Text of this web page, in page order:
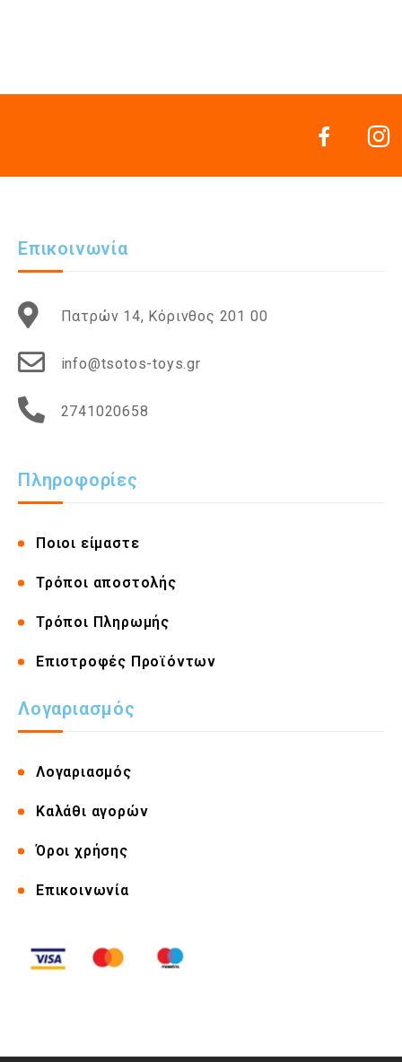
Επικοινωνία
Πατρών 14, Κόρινθος 201 00
info@tsotos-toys.gr
2741020658
Πληροφορίες
Ποιοι είμαστε
Τρόποι αποστολής
Τρόποι Πληρωμής
Επιστροφές Προϊόντων
Λογαριασμός
Λογαριασμός
Καλάθι αγορών
Όροι χρήσης
Επικοινωνία